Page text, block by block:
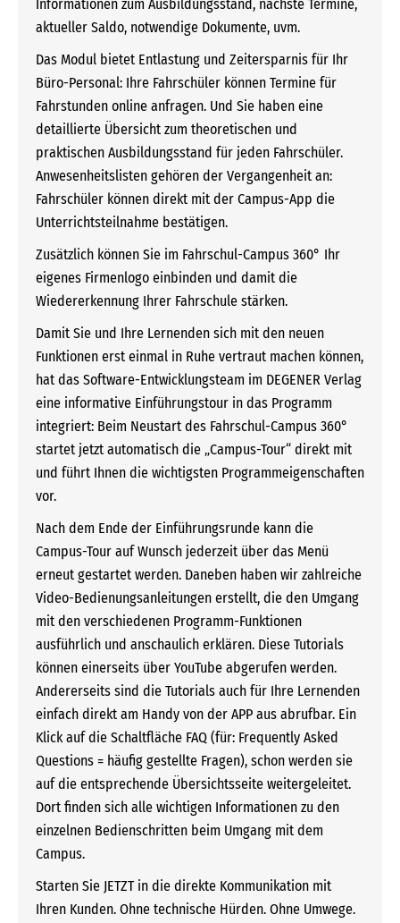
Informationen zum Ausbildungsstand, nächste Termine,
aktueller Saldo, notwendige Dokumente, uvm.
Das Modul bietet Entlastung und Zeitersparnis für Ihr
Büro-Personal: Ihre Fahrschüler können Termine für
Fahrstunden online anfragen. Und Sie haben eine
detaillierte Übersicht zum theoretischen und
praktischen Ausbildungsstand für jeden Fahrschüler.
Anwesenheitslisten gehören der Vergangenheit an:
Fahrschüler können direkt mit der Campus-App die
Unterrichtsteilnahme bestätigen.
Zusätzlich können Sie im Fahrschul-Campus 360° Ihr
eigenes Firmenlogo einbinden und damit die
Wiedererkennung Ihrer Fahrschule stärken.
Damit Sie und Ihre Lernenden sich mit den neuen
Funktionen erst einmal in Ruhe vertraut machen können,
hat das Software-Entwicklungsteam im DEGENER Verlag
eine informative Einführungstour in das Programm
integriert: Beim Neustart des Fahrschul-Campus 360°
startet jetzt automatisch die „Campus-Tour“ direkt mit
und führt Ihnen die wichtigsten Programmeigenschaften
vor.
Nach dem Ende der Einführungsrunde kann die
Campus-Tour auf Wunsch jederzeit über das Menü
erneut gestartet werden. Daneben haben wir zahlreiche
Video-Bedienungsanleitungen erstellt, die den Umgang
mit den verschiedenen Programm-Funktionen
ausführlich und anschaulich erklären. Diese Tutorials
können einerseits über YouTube abgerufen werden.
Andererseits sind die Tutorials auch für Ihre Lernenden
einfach direkt am Handy von der APP aus abrufbar. Ein
Klick auf die Schaltfläche FAQ (für: Frequently Asked
Questions = häufig gestellte Fragen), schon werden sie
auf die entsprechende Übersichtsseite weitergeleitet.
Dort finden sich alle wichtigen Informationen zu den
einzelnen Bedienschritten beim Umgang mit dem
Campus.
Starten Sie JETZT in die direkte Kommunikation mit
Ihren Kunden. Ohne technische Hürden. Ohne Umwege.